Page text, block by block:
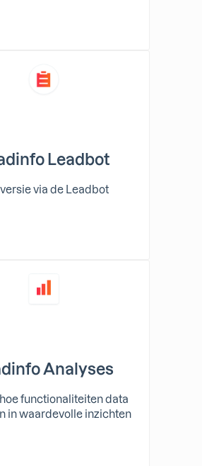
Leadbot
via de Leadbot
Analyses
functionaliteiten data
in waardevolle inzichten